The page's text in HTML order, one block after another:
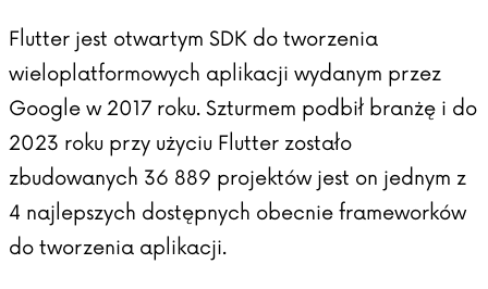
Flutter jest otwartym SDK do tworzenia
wieloplatformowych aplikacji wydanym przez
Google w 2017 roku. Szturmem podbił branżę i do
2023 roku przy użyciu Flutter zostało
zbudowanych 36 889 projektów jest on jednym z
4 najlepszych dostępnych obecnie frameworków
do tworzenia aplikacji.